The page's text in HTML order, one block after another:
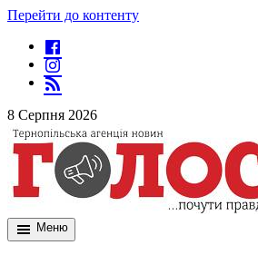
Перейти до контенту
8 Серпня 2026
Меню